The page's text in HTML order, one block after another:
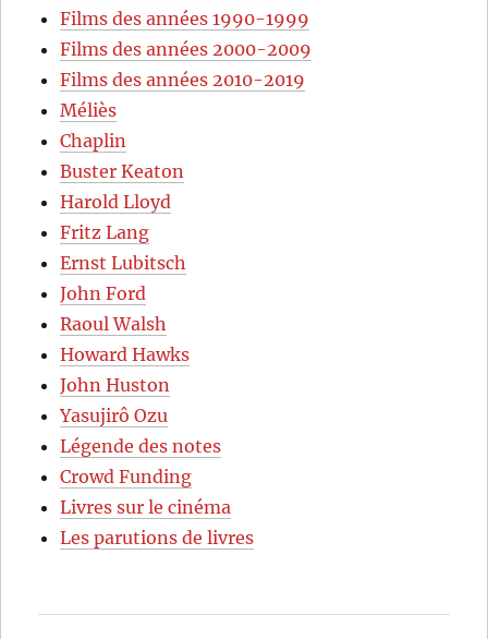
Films des années 1990-1999
Films des années 2000-2009
Films des années 2010-2019
Méliès
Chaplin
Buster Keaton
Harold Lloyd
Fritz Lang
Ernst Lubitsch
John Ford
Raoul Walsh
Howard Hawks
John Huston
Yasujirô Ozu
Légende des notes
Crowd Funding
Livres sur le cinéma
Les parutions de livres